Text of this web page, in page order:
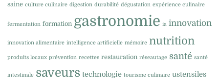
saine culture culinaire digestion durabilité dégustation expérience culinaire
fermentation formation gastronomie ia innovation
innovation alimentaire intelligence artificielle mémoire nutrition
produits locaux prévention recettes restauration réseautage santé santé
intestinale saveurs technologie tourisme culinaire ustensiles